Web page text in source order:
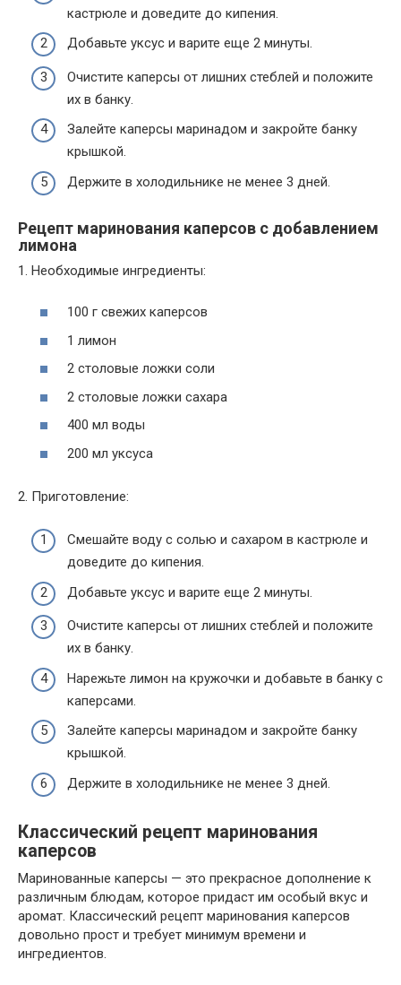
кастрюле и доведите до кипения.
Добавьте уксус и варите еще 2 минуты.
Очистите каперсы от лишних стеблей и положите
их в банку.
Залейте каперсы маринадом и закройте банку
крышкой.
Держите в холодильнике не менее 3 дней.
Рецепт маринования каперсов с добавлением
лимона
1. Необходимые ингредиенты:
100 г свежих каперсов
1 лимон
2 столовые ложки соли
2 столовые ложки сахара
400 мл воды
200 мл уксуса
2. Приготовление:
Смешайте воду с солью и сахаром в кастрюле и
доведите до кипения.
Добавьте уксус и варите еще 2 минуты.
Очистите каперсы от лишних стеблей и положите
их в банку.
Нарежьте лимон на кружочки и добавьте в банку с
каперсами.
Залейте каперсы маринадом и закройте банку
крышкой.
Держите в холодильнике не менее 3 дней.
Классический рецепт маринования
каперсов
Маринованные каперсы — это прекрасное дополнение к
различным блюдам, которое придаст им особый вкус и
аромат. Классический рецепт маринования каперсов
довольно прост и требует минимум времени и
ингредиентов.